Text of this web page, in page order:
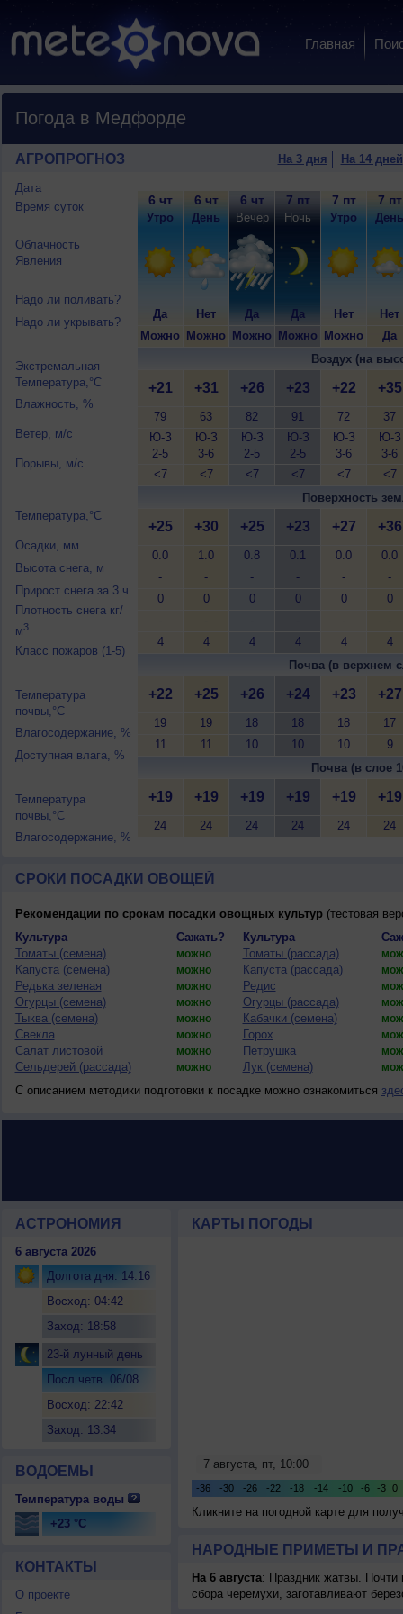
Главная
Погода в Медфорде
АГРОПРОГНОЗ На 3 дня На 14 дней
Дата
Время суток
Облачность
Явления
Надо ли поливать?
Надо ли укрывать?
Экстремальная
Температура,°C
Влажность, %
Ветер, м/с
Порывы, м/с
Температура,°C
Осадки, мм
Высота снега, м
Прирост снега за 3 ч.
Плотность снега кг/
м3
Класс пожаров (1-5)
Температура
почвы,°C
Влагосодержание, %
Доступная влага, %
Температура
почвы,°C
Влагосодержание, %
6 чт
Утро
Да
Можно
6 чт
День
Нет
Можно
6 чт
Вечер
Да
Можно
7 пт
Ночь
Да
Можно
7 пт
Утро
Нет
Можно
7 пт
День
Нет
Да
Воздух (на
+21
79
Ю-З
2-5
<7
+31
63
Ю-З
3-6
<7
+26
82
Ю-З
2-5
<7
+23
91
Ю-З
2-5
<7
+22
72
Ю-З
3-6
<7
+35
37
Ю-З
3-6
<7
Поверхность
+25
0.0
-
0
-
4
+30
1.0
-
0
-
4
+25
0.8
-
0
-
4
+23
0.1
-
0
-
4
+27
0.0
-
0
-
4
+36
0.0
-
0
-
4
Почва (в верхнем
+22
19
11
+25
19
11
+26
18
10
+24
18
10
+23
18
10
+27
17
9
Почва (в слое
+19
24
+19
24
+19
24
+19
24
+19
24
+19
24
СРОКИ ПОСАДКИ ОВОЩЕЙ
Рекомендации по срокам посадки овощных культур(тестовая
Культура
Сажать? Культура
Томаты (семена)
можно Томаты (рассада)
Капуста (семена) можно Капуста (рассада)
Редька зеленая можно Редис
Огурцы (семена) можно Огурцы (рассада)
Тыква (семена) можно Кабачки (семена)
Свекла можно Горох
Салат листовой можно Петрушка
Сельдерей (рассада) можно Лук (семена)
С описанием методики подготовки к посадке можно ознакомиться
АСТРОНОМИЯ
6 августа 2026
Долгота дня: 14:16
Восход: 04:42
Заход: 18:58
23-й лунный день
Посл.четв. 06/08
Восход: 22:42
Заход: 13:34
ВОДОЕМЫ
Температура воды
+23 °C
КОНТАКТЫ
О проекте
КАРТЫ ПОГОДЫ
Кликните на погодной карте для
НАРОДНЫЕ ПРИМЕТЫ И
На 6 августа: Праздник жатвы. Почти
сбора черемухи, заготавливают